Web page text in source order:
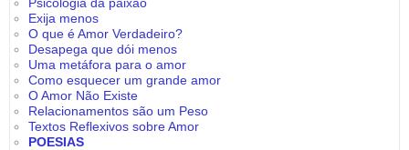
Exija menos
O que é Amor Verdadeiro?
Desapega que dói menos
Uma metáfora para o amor
Como esquecer um grande amor
O Amor Não Existe
Relacionamentos são um Peso
Textos Reflexivos sobre Amor
POESIAS